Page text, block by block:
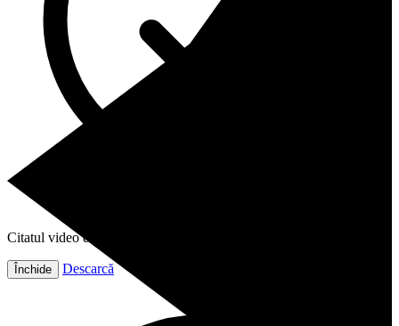
Citatul video este gata!
Închide Descarcă